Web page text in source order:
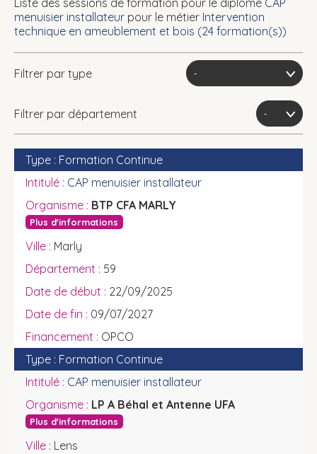
Liste des sessions de formation pour le diplôme CAP
menuisier installateur pour le métier Intervention
technique en ameublement et bois (24 formation(s))
Filtrer par type
Filtrer par département
Formation Continue
CAP menuisier installateur
BTP CFA MARLY
Plus d'informations
Marly
59
22/09/2025
09/07/2027
OPCO
Formation Continue
CAP menuisier installateur
LP A Béhal et Antenne UFA
Plus d'informations
Lens